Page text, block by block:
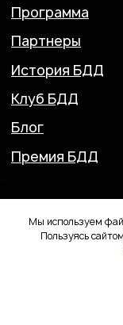
Мы используем
Пользуясь